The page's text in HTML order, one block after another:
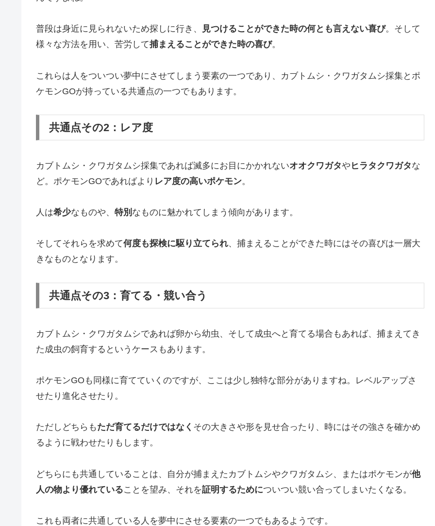
普段は身近に見られないため探しに行き、 見つけることができた時の何とも言えない喜び。そして
様々な方法を用い、苦労して捕まえることができた時の喜び。
これらは人をついつい夢中にさせてしまう要素の一つであり、カブトムシ・クワガタムシ採集とポ
ケモンGOが持っている共通点の一つでもあります。
共通点その2：レア度
カブトムシ・クワガタムシ採集であれば滅多にお目にかかれないオオクワガタや ヒラタクワガタな
ど。ポケモンGOであればより レア度の高いポケモン。
人は希少なものや、 特別 なものに魅かれてしまう傾向があります。
そしてそれらを求めて何度も探検に駆り立てられ、捕まえることができた時にはその喜びは一層大
きなものとなります。
共通点その3：育てる・競い合う
カブトムシ・クワガタムシであれば卵から幼虫、そして成虫へと育てる場合もあれば、捕まえてき
た成虫の飼育するというケースもあります。
ポケモンGOも同様に育てていくのですが、ここは少し独特な部分がありますね。レベルアップさ
せたり進化させたり。
ただしどちらも ただ育てるだけではなく その大きさや形を見せ合ったり、時にはその強さを確かめ
るように戦わせたりもします。
どちらにも共通していることは、自分が捕まえたカブトムシやクワガタムシ、またはポケモンが他
人の物より優れていることを望み、それを証明するためについつい競い合ってしまいたくなる。
これも両者に共通している人を夢中にさせる要素の一つでもあるようです。